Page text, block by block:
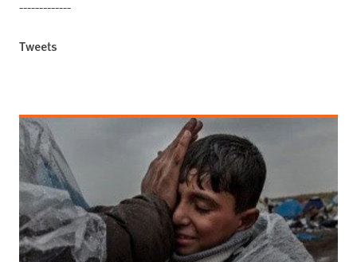
-------------
Tweets